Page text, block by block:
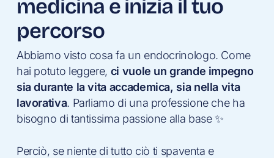
medicina e inizia il tuo
percorso
Abbiamo visto cosa fa un endocrinologo. Come
hai potuto leggere, ci vuole un grande impegno
sia durante la vita accademica, sia nella vita
lavorativa. Parliamo di una professione che ha
bisogno di tantissima passione alla base ✨
Perciò, se niente di tutto ciò ti spaventa e